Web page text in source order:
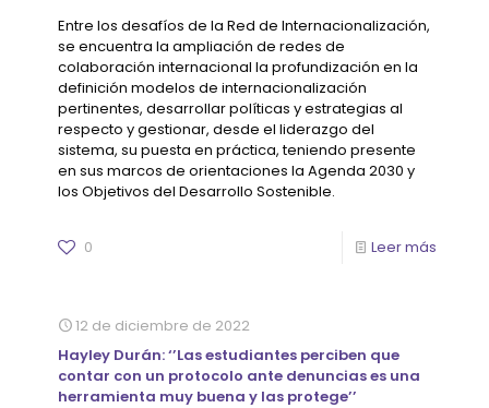
Entre los desafíos de la Red de Internacionalización,
se encuentra la ampliación de redes de
colaboración internacional la profundización en la
definición modelos de internacionalización
pertinentes, desarrollar políticas y estrategias al
respecto y gestionar, desde el liderazgo del
sistema, su puesta en práctica, teniendo presente
en sus marcos de orientaciones la Agenda 2030 y
los Objetivos del Desarrollo Sostenible.
0 Leer más
12 de diciembre de 2022
Hayley Durán: ‘’Las estudiantes perciben que
contar con un protocolo ante denuncias es una
herramienta muy buena y las protege’’